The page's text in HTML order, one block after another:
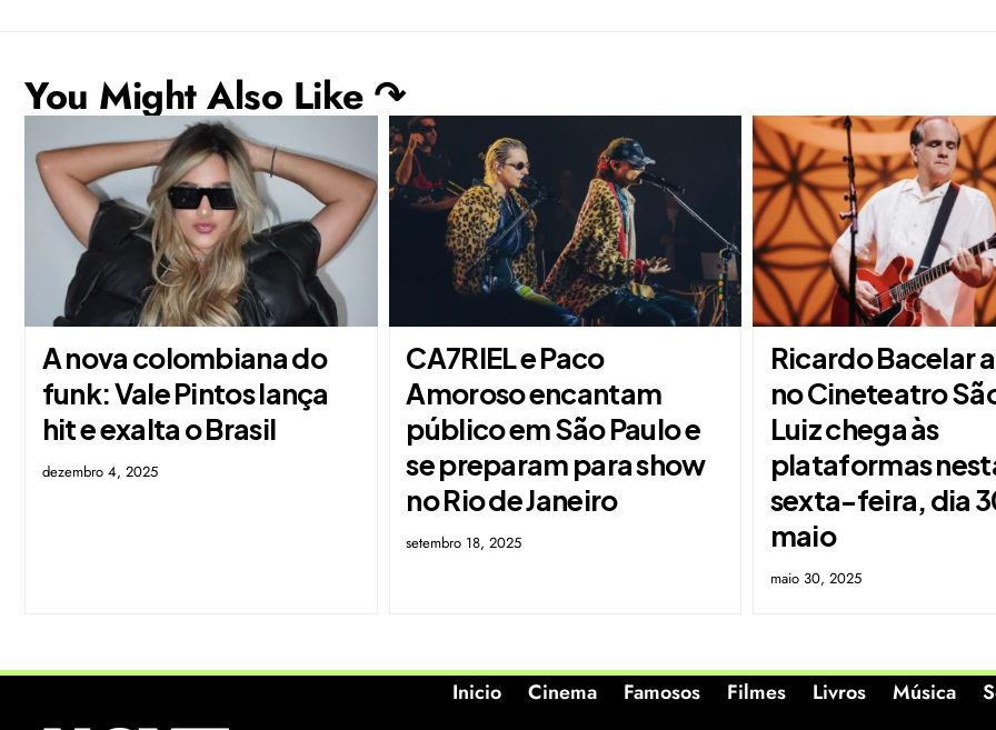
You Might Also Like ↷
A nova colombiana do
funk: Vale Pintos lança
hit e exalta o Brasil
dezembro 4, 2025
CA7RIEL e Paco
Amoroso encantam
público em São Paulo e
se preparam para show
no Rio de Janeiro
setembro 18, 2025
Ricardo Bacelar
no Cineteatro
Luiz chega às
plataformas
sexta-feira, dia
maio
maio 30, 2025
Inicio Cinema Famosos Filmes Livros Música